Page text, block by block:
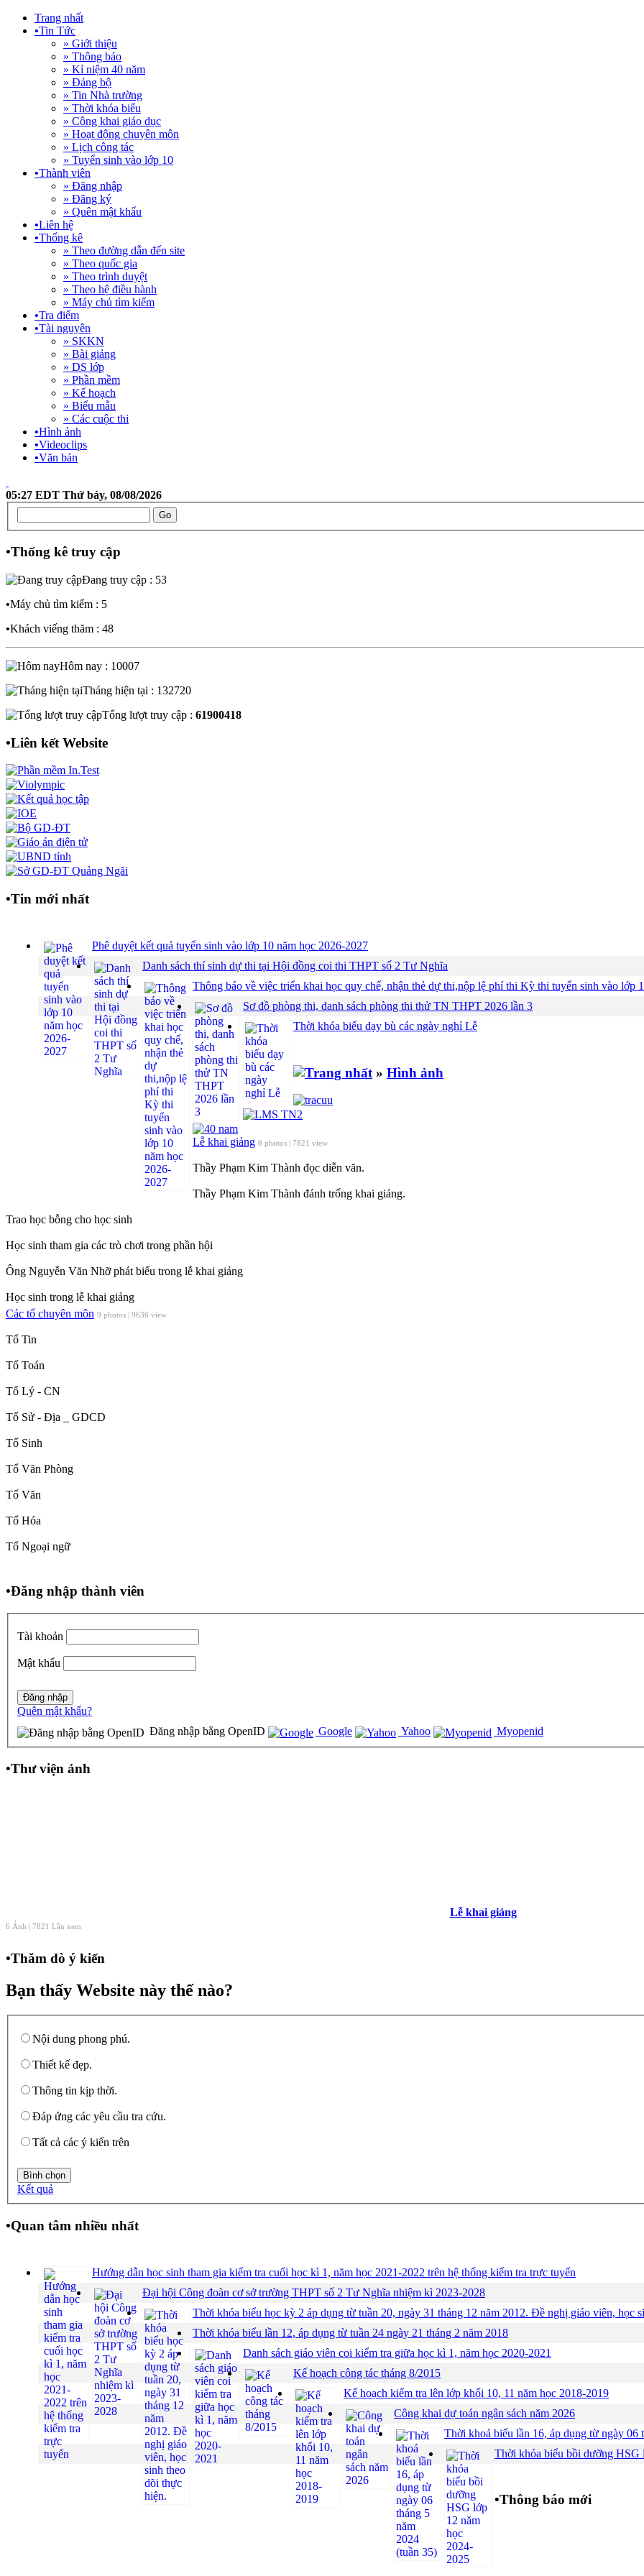
Trang nhất
•Tin Tức
» Giới thiệu
» Thông báo
» Kỉ niệm 40 năm
» Đảng bộ
» Tin Nhà trường
» Thời khóa biểu
» Công khai giáo dục
» Hoạt động chuyên môn
» Lịch công tác
» Tuyển sinh vào lớp 10
•Thành viên
» Đăng nhập
» Đăng ký
» Quên mật khẩu
•Liên hệ
•Thống kê
» Theo đường dẫn đến site
» Theo quốc gia
» Theo trình duyệt
» Theo hệ điều hành
» Máy chủ tìm kiếm
•Tra điểm
•Tài nguyên
» SKKN
» Bài giảng
» DS lớp
» Phần mềm
» Kế hoạch
» Biểu mẫu
» Các cuộc thi
•Hình ảnh
•Videoclips
•Văn bản
05:27 EDT Thứ bảy, 08/08/2026
•Thống kê truy cập
Đang truy cập : 53
•Máy chủ tìm kiếm : 5
•Khách viếng thăm : 48
Hôm nay : 10007
Tháng hiện tại : 132720
Tổng lượt truy cập : 61900418
•Liên kết Website
•Tin mới nhất
Phê duyệt kết quả tuyển sinh vào lớp 10 năm học 2026-2027
Danh sách thí sinh dự thi tại Hội đồng coi thi THPT số 2 Tư Nghĩa
Thông báo về việc triển khai học quy chế, nhận thẻ dự thi,nộp lệ phí thi Kỳ thi tuyển sinh vào lớp
Sơ đồ phòng thi, danh sách phòng thi thử TN THPT 2026 lần 3
Thời khóa biểu dạy bù các ngày nghỉ Lễ
» Hình ảnh
Lễ khai giảng 6 photos | 7821 view
Thầy Phạm Kim Thành đọc diễn văn.
Thầy Phạm Kim Thành đánh trống khai giảng.
Trao học bỗng cho học sinh
Học sinh tham gia các trò chơi trong phần hội
Ông Nguyễn Văn Nhỡ phát biểu trong lễ khai giảng
Học sinh trong lễ khai giảng
Các tổ chuyên môn 9 photos | 9636 view
Tổ Tin
Tổ Toán
Tổ Lý - CN
Tổ Sử - Địa _ GDCD
Tổ Sinh
Tổ Văn Phòng
Tổ Văn
Tổ Hóa
Tổ Ngoại ngữ
•Đăng nhập thành viên
Tài khoản
Mật khẩu
Quên mật khẩu?
Đăng nhập bằng OpenID
Google Yahoo Myopenid
•Thư viện ảnh
Lễ khai giảng
6 Ảnh | 7821 Lần xem
9 Ảnh | 9636 Lần xem
•Thăm dò ý kiến
Bạn thấy Website này thế nào?
Nội dung phong phú.
Thiết kế đẹp.
Thông tin kịp thời.
Đáp ứng các yêu cầu tra cứu.
Tất cả các ý kiến trên
Kết quả
•Quan tâm nhiều nhất
Hướng dẫn học sinh tham gia kiểm tra cuối học kì 1, năm học 2021-2022 trên hệ thống kiểm tra trực tuyến
Đại hội Công đoàn cơ sở trường THPT số 2 Tư Nghĩa nhiệm kì 2023-2028
Thời khóa biểu học kỳ 2 áp dụng từ tuần 20, ngày 31 tháng 12 năm 2012. Đề nghị giáo viên, học
Thời khóa biểu lần 12, áp dụng từ tuần 24 ngày 21 tháng 2 năm 2018
Danh sách giáo viên coi kiểm tra giữa học kì 1, năm học 2020-2021
Kế hoạch công tác tháng 8/2015
Kế hoạch kiểm tra lên lớp khối 10, 11 năm học 2018-2019
Công khai dự toán ngân sách năm 2026
Thời khoá biểu lần 16, áp dụng từ ngày 06
Thời khóa biểu bồi dưỡng HSG
•Thông báo mới